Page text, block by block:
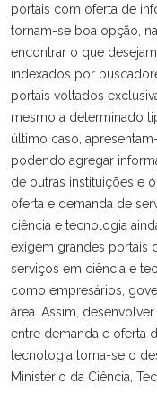
portais com oferta de
tornam-se boa opção,
encontrar o que
indexados por
portais voltados
mesmo a determinado
último caso,
podendo agregar
de outras instituições e
oferta e demanda de
ciência e tecnologia
exigem grandes portais
serviços em ciência e
como empresários,
área. Assim,
entre demanda e oferta
tecnologia torna-se o
Ministério da Ciência,